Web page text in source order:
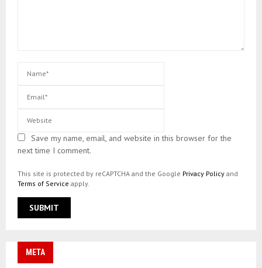
Save my name, email, and website in this browser for the
next time I comment.
This site is protected by reCAPTCHA and the Google Privacy Policy and
Terms of Service apply.
META